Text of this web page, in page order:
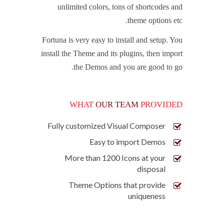
unlimited colors, tons of shortcodes and
theme options etc.
Fortuna is very easy to install and setup. You
install the Theme and its plugins, then import
the Demos and you are good to go.
WHATOUR TEAM PROVIDED
Fully customized Visual Composer
Easy to import Demos
More than 1200 Icons at your
disposal
Theme Options that provide
uniqueness